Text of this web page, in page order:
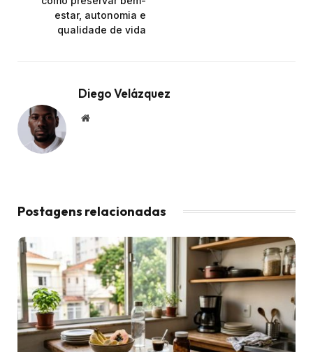
estar, autonomia e
qualidade de vida
Diego Velázquez
Website
Postagens relacionadas